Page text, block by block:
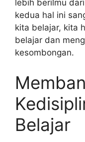
lebih berilmu
kedua hal ini
kita belajar, kita
belajar dan
kesombongan.
Belajar